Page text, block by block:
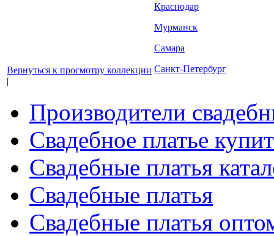
Вернуться к просмотру коллекции
|
Краснодар
Мурманск
Самара
Санкт-Петербург
Производители
Свадебное платье
Свадебные платья
Свадебные платья
Свадебные платья